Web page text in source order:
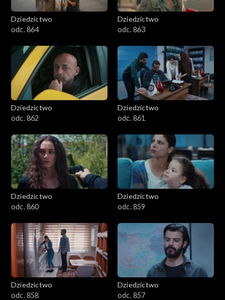
Dziedzictwo
odc. 864
Dziedzictwo
odc. 863
Dziedzictwo
odc. 862
Dziedzictwo
odc. 861
Dziedzictwo
odc. 860
Dziedzictwo
odc. 859
Dziedzictwo
odc. 858
Dziedzictwo
odc. 857